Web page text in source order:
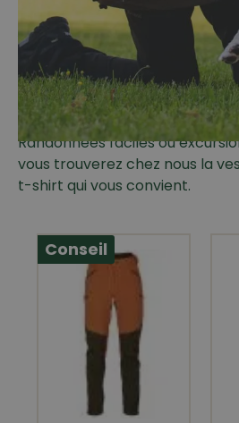
Vêtements de
Parés. Pour le plein air. Avec
pantalons fonctionnels, vous
équipé pour chaque aventure
Randonnées faciles ou
vous trouverez chez nous la
t-shirt qui vous convient.
Conseil